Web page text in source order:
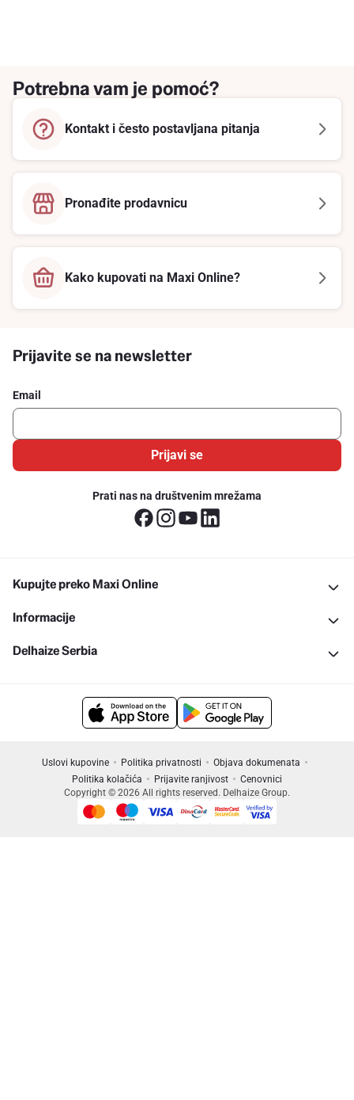
Potrebna vam je pomoć?
Kontakt i često postavljana pitanja
Pronađite prodavnicu
Kako kupovati na Maxi Online?
Prijavite se na newsletter
Email
Prijavi se
Prati nas na društvenim mrežama
Kupujte preko Maxi Online
Informacije
Delhaize Serbia
Uslovi kupovine Politika privatnosti
Objava dokumenata
Politika kolačića
Prijavite ranjivost
Cenovnici
Copyright © 2026 All rights reserved. Delhaize Group.